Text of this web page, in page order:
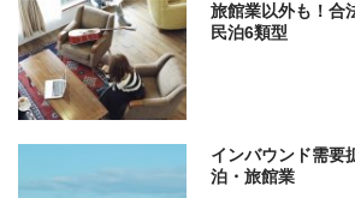
旅館業以外も！合
民泊6類型
インバウンド需要
泊・旅館業